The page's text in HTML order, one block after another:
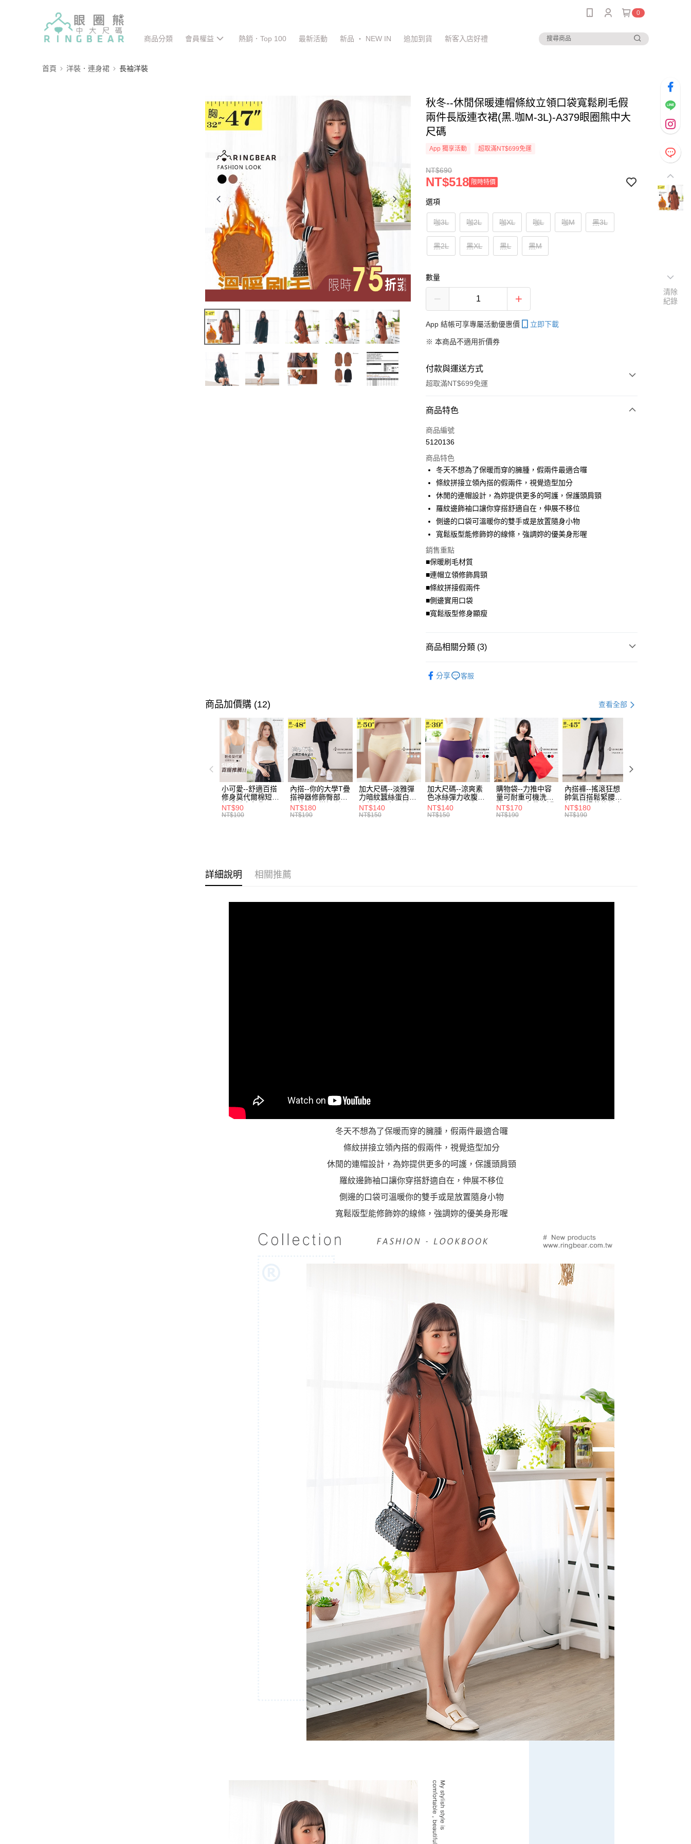
0
商品分類 會員權益 熱銷．Top 100 最新活動 新品 ‧ NEW IN 追加到貨 新客入店好禮
首頁 洋裝．連身裙 長袖洋裝
秋冬--休閒保暖連帽條紋立領口袋寬鬆刷毛假
兩件長版連衣裙(黑.咖M-3L)-A379眼圈熊中大
尺碼
App 獨享活動 超取滿NT$699免運
NT$690
NT$518 限時特價
選項
咖3L 咖2L 咖XL 咖L 咖M 黑3L
黑2L 黑XL 黑L 黑M
數量
App 結帳可享專屬活動優惠價 立即下載
※ 本商品不適用折價券
付款與運送方式
超取滿NT$699免運
付款方式
信用卡一次付款
LINE Pay
Apple Pay
街口支付
悠遊付
全盈+PAY
大哥付你分期
相關說明
【大哥付你分期使用說明】
1.本服務由台灣大哥大提供，台灣大哥大用戶可立即使用無須另外申請。
3.實際核准額度、可分期數及費用金額請依後續交易確認頁面所載為準。
無法說明評估內容。
帳／街口支付／iPASS MONEY」等通路繳費。
【注意事項】
1.本服務係由「台灣大哥大股份有限公司」（以下簡稱本公司）所提供，讓
用戶於交易時，得透過本服務購買商品或服務，並由商店將買賣／分期付
款買賣價金債權讓與本公司後，依約使用本公司帳單繳交帳款。
2.基於同意付款使用「大哥付你分期」之契約關係目的，商店將以您的個人
資料（包含姓名、電話或地址）提供予台灣大哥大進項蒐集、處理及利
用，由本公司與您本人進行分期帳單所需資料之確認、核對及更正。
3.完整用戶服務條款，請詳閱以下連結：
https://oppay.tw/userRule
AFTEE先享後付
AFTEE先享後付是「在收到商品之後才付款」的支付方式。 讓您購物簡單
便利好安心！
２．便利：只要手機號碼，簡訊認證，即可結帳。
３．安心：先確認商品／服務後，再付款。
１．於結帳方式選擇「AFTEE先享後付」後，將跳轉至「AFTEE先享後
付」結帳頁面，進行簡訊認證並確認金額後，即可完成結帳。
２．訂單成立數日內，您將收到繳費通知簡訊。
３．收到繳費通知簡訊後14天內，點擊此簡訊中的連結，可透過四大超商
／ATM／網路銀行／等多元方式進行付款，方視為交易完成。
※ 請注意：結帳手續完成當下不需立刻繳費，但若您需要取消訂單，請聯
絡購買商品的店家。未經商家同意取消之訂單仍視為有效，需透過AFTEE
先享後付繳納相關費用。
※ 交易是否成功請以「AFTEE先享後付 」之結帳頁面顯示為準，若有關於
是否繳費成功／繳費後需取消欲退款等相關疑問，請聯繫「AFTEE先享後
付客戶支援中心」https://netprotections.freshdesk.com/support/home
【注意事項】
４．使用「AFTEE先享後付」時，將依據個別帳號之用戶狀況，依本公司
運送方式
付款後全家取貨
每筆NT$70，滿NT$699(含以上)免運費
7-11取貨付款
每筆NT$70，滿NT$799(含以上)免運費
付款後7-11取貨
每筆NT$70，滿NT$699(含以上)免運費
商品特色
商品編號
5120136
商品特色
冬天不想為了保暖而穿的臃腫，假兩件最適合囉
條紋拼接立領內搭的假兩件，視覺造型加分
休閒的連帽設計，為妳提供更多的呵護，保護頭肩頸
羅紋邊飾袖口讓你穿搭舒適自在，伸展不移位
側邊的口袋可溫暖你的雙手或是放置隨身小物
寬鬆版型能修飾妳的線條，強調妳的優美身形喔
銷售重點
■保暖刷毛材質
■連帽立領修飾肩頸
■條紋拼接假兩件
■側邊實用口袋
■寬鬆版型修身顯瘦
商品相關分類 (3)
分享 客服
商品加價購 (12) 查看全部
小可愛--舒適百搭
修身莫代爾棉短版
細肩帶素色背心
(白.黑.灰L-2L)-
NT$90
NT$100
內搭--你的大學T疊
搭神器修飾臀部下
擺萬用內搭裙/遮臀
裙(黑2L-6L)-Q155
NT$180
NT$190
加大尺碼--淡雅彈
力暗紋蠶絲蛋白無
痕蕾絲三角內褲
(白.粉.藍.黃XL-
NT$140
NT$150
加大尺碼--涼爽素
色冰絲彈力收腹提
臀無痕中腰三角內
褲(黑.紅.粉.紫L-
NT$140
NT$150
購物袋--力推中容
量可耐重可機洗烘
乾環保帆布袋/側背
包(黑.紅.米F)-
NT$170
NT$190
內搭褲--搖滾狂想
帥氣百搭鬆緊腰頭
超彈絲滑薄款仿皮
褲(黑XL-6L)-R179
NT$180
NT$190
詳細說明 相關推薦
冬天不想為了保暖而穿的臃腫，假兩件最適合囉
條紋拼接立領內搭的假兩件，視覺造型加分
休閒的連帽設計，為妳提供更多的呵護，保護頭肩頸
羅紋邊飾袖口讓你穿搭舒適自在，伸展不移位
側邊的口袋可溫暖你的雙手或是放置隨身小物
寬鬆版型能修飾妳的線條，強調妳的優美身形喔
清除
紀錄